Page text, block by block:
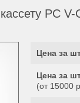
PC
Цена за
Цена за
(от 15000